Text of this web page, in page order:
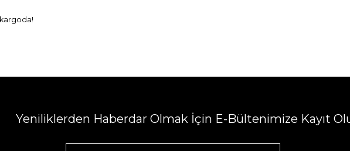
kargoda!
Yeniliklerden Haberdar Olmak İçin E-Bültenimize Kayıt